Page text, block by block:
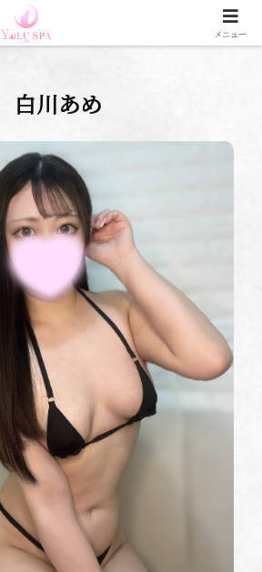
メンズエステ 【YOLU SPA 大阪店】
白川あめ
メニュー